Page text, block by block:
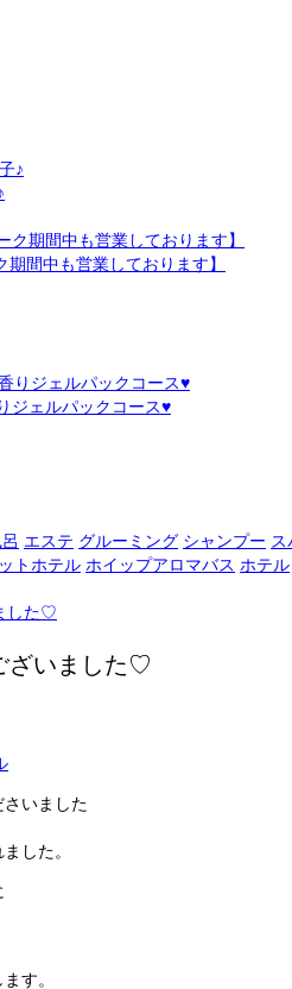
期間中も営業しております】
ジェルパックコース♥
エステ グルーミング シャンプー ス
トホテル ホイップアロマバス ホテル
ざいました♡
さいました
した。
す。